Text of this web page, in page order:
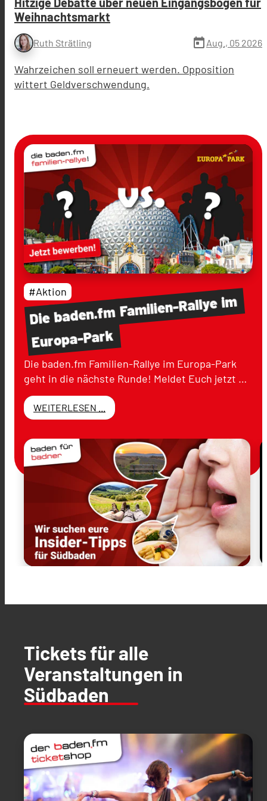
Weihnachtsmarkt
Ruth Strätling today Aug., 05 2026
Wahrzeichen soll erneuert werden. Opposition
wittert Geldverschwendung.
Diebaden.fmFamilien-Rallyeim
Europa-Park
#Aktion
Die baden.fm Familien-Rallye im Europa-Park
geht in die nächste Runde! Meldet Euch jetzt …
WEITERLESEN ...
Tickets für alle
Veranstaltungen in
Südbaden